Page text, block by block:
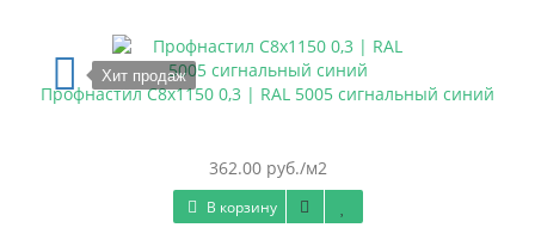
Хит продаж
Профнастил С8х1150 0,3 | RAL 5005 сигнальный синий
362.00 руб./м2
В корзину